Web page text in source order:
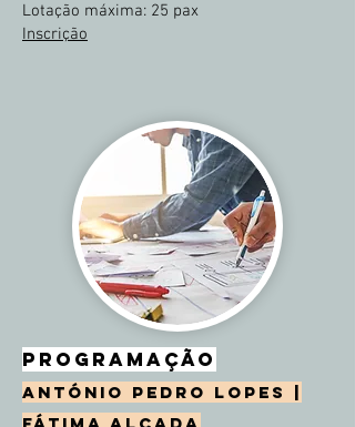
Lotação máxima: 25 pax
Inscrição
PROGRAMAÇÃO
ANTÓNIO PEDRO LOPES |